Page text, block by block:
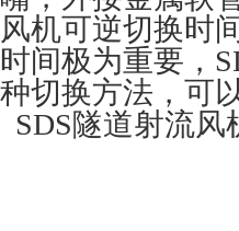
风机可逆切换时
时间极为重要，
种切换方法，可
SDS隧道射流